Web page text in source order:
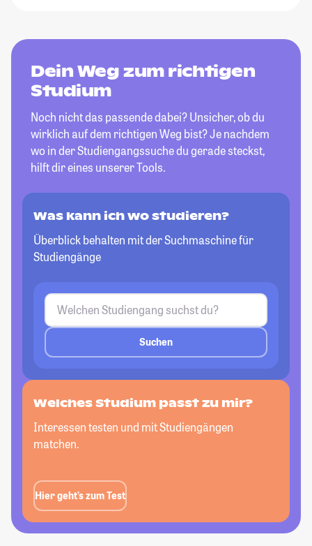
Dein Weg zum richtigen
Studium
Noch nicht das passende dabei? Unsicher, ob du
wirklich auf dem richtigen Weg bist? Je nachdem
wo in der Studiengangssuche du gerade steckst,
hilft dir eines unserer Tools.
Was kann ich wo studieren?
Überblick behalten mit der Suchmaschine für
Studiengänge
Suchen
Welches Studium passt zu mir?
Interessen testen und mit Studiengängen
matchen.
Hier geht’s zum Test